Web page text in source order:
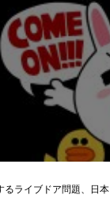
ライブドア問題、日本